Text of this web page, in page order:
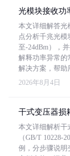
光模块接收功
本文详细解答光
点分析千兆光
至-24dBm），
解释功率异常的
解决方案，帮助
2026年8月4日
干式变压器损
本文详细解析干
（GB/T 10228-
例，分步骤说明